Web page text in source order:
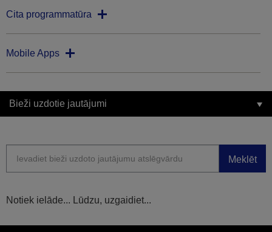
Cita programmatūra
Mobile Apps
Bieži uzdotie jautājumi
Meklēt
Notiek ielāde... Lūdzu, uzgaidiet...